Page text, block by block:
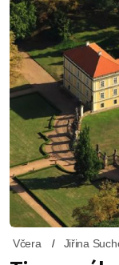
Včera Jiřina